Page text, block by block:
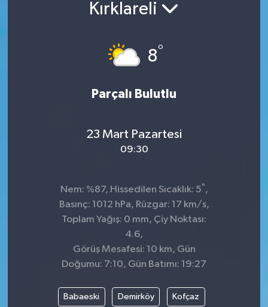
Kırklareli
8°
Parçalı Bulutlu
23 Mart Pazartesi
09:30
Nem: %87, Hissedilen Sıcaklık: 5° ,
Basınç: 1012 hPa, Rüzgar: 17 km/s,
Toplam Yağış: 0 mm, Çiy Noktası:
4.6,
Görüş Mesafesi: 10 km, Gün
Doğumu: 7:10, Gün Batımı: 19:27
Babaeski Demirköy Kofçaz